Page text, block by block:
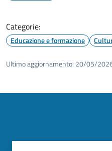
Categorie:
Educazione e formazione
Ultimo aggiornamento: 20/05/